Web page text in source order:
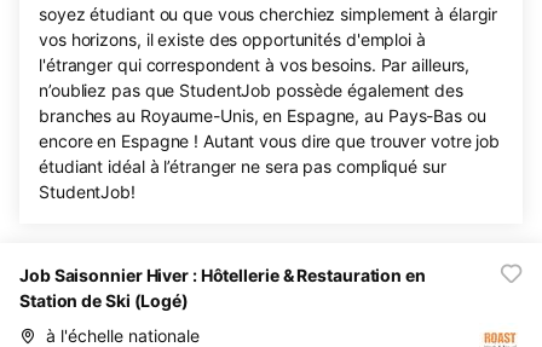
soyez étudiant ou que vous cherchiez simplement à élargir
vos horizons, il existe des opportunités d'emploi à
l'étranger qui correspondent à vos besoins. Par ailleurs,
n’oubliez pas que StudentJob possède également des
branches au Royaume-Unis, en Espagne, au Pays-Bas ou
encore en Espagne ! Autant vous dire que trouver votre job
étudiant idéal à l’étranger ne sera pas compliqué sur
StudentJob!
Job Saisonnier Hiver : Hôtellerie & Restauration en
Station de Ski (Logé)
à l'échelle nationale